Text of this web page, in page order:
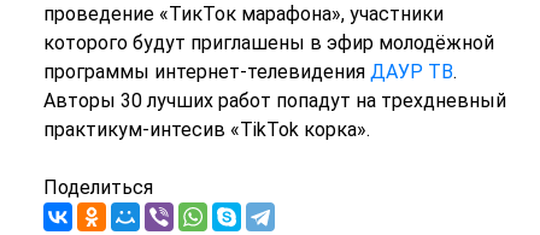
проведение «ТикТок марафона», участники
которого будут приглашены в эфир молодёжной
программы интернет-телевидения ДАУР ТВ.
Авторы 30 лучших работ попадут на трехдневный
практикум-интесив «TikTok корка».
Поделиться